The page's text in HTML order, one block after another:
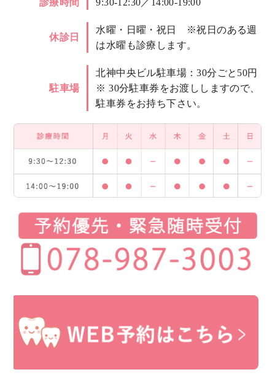
休診日
水曜・日曜・祝日 ※祝日のある週
は水曜も診療します。
駐車場
北神中央ビル駐車場：30分ごと50円
※ 30分駐車券をお渡ししますので、
駐車券をお持ち下さい。